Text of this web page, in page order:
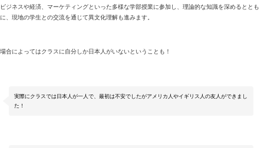
ビジネスや経済、マーケティングといった多様な学部授業に参加し、理論的な知識を深めるととも
に、現地の学生との交流を通じて異文化理解も進みます。
場合によってはクラスに自分しか日本人がいないということも！
実際にクラスでは日本人が一人で、最初は不安でしたがアメリカ人やイギリス人の友人ができまし
た！